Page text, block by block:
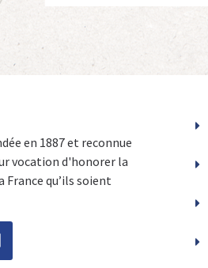
en 1887 et reconnue
vocation d'honorer la
qu’ils soient